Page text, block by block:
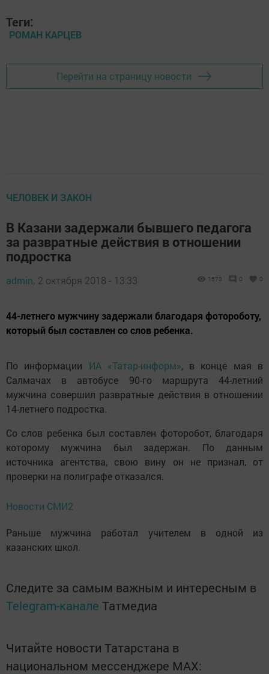
Теги:
РОМАН КАРЦЕВ
Перейти на страницу новости
ЧЕЛОВЕК И ЗАКОН
В Казани задержали бывшего педагога
за развратные действия в отношении
подростка
admin, 2 октября 2018 - 13:33 1573 0 0
44-летнего мужчину задержали благодаря фотороботу,
который был составлен со слов ребенка.
По информации ИА «Татар-информ», в конце мая в
Салмачах в автобусе 90-го маршрута 44-летний
мужчина совершил развратные действия в отношении
14-летнего подростка.
Со слов ребенка был составлен фоторобот, благодаря
которому мужчина был задержан. По данным
источника агентства, свою вину он не признал, от
проверки на полиграфе отказался.
Новости СМИ2
Раньше мужчина работал учителем в одной из
казанских школ.
Следите за самым важным и интересным в
Telegram-канале Татмедиа
Читайте новости Татарстана в
национальном мессенджере MАХ: